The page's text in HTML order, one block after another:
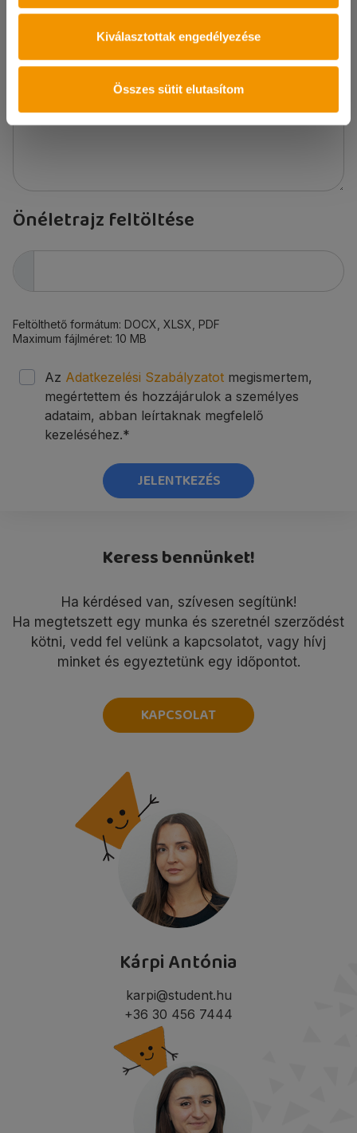
Kiválasztottak engedélyezése
Összes sütit elutasítom
Önéletrajz feltöltése
Feltölthető formátum: DOCX, XLSX, PDF
Maximum fájlméret: 10 MB
Az Adatkezelési Szabályzatot megismertem,
megértettem és hozzájárulok a személyes
adataim, abban leírtaknak megfelelő
kezeléséhez.*
JELENTKEZÉS
Keress bennünket!
Ha kérdésed van, szívesen segítünk!
Ha megtetszett egy munka és szeretnél szerződést
kötni, vedd fel velünk a kapcsolatot, vagy hívj
minket és egyeztetünk egy időpontot.
KAPCSOLAT
Kárpi Antónia
karpi@student.hu
+36 30 456 7444